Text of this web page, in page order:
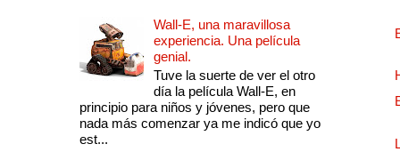
Wall-E, una maravillosa
experiencia. Una película
genial.
Tuve la suerte de ver el otro
día la película Wall-E, en
principio para niños y jóvenes, pero que
nada más comenzar ya me indicó que yo
est...